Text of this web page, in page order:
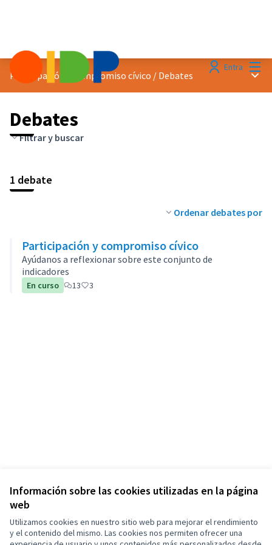
Información sobre las cookies utilizadas en la página
web
Utilizamos cookies en nuestro sitio web para mejorar el rendimiento
y el contenido del mismo. Las cookies nos permiten ofrecer una
Entra
Participación y compromiso cívico / Debates
Debates
Filtrar y buscar
1 debate
Ordenar debates por
Participación y compromiso cívico
Ayúdanos a reflexionar sobre este conjunto de
indicadores
En curso 13 3